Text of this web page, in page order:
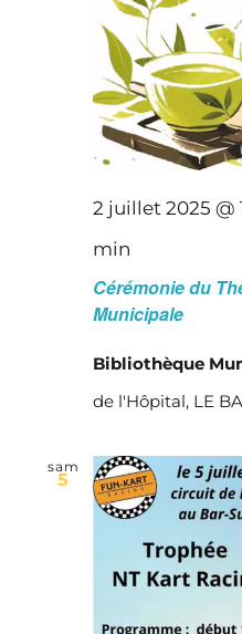
2 juillet 2025 @
min
Cérémonie du
Municipale
Bibliothèque
de l'Hôpital, LE
sam
5